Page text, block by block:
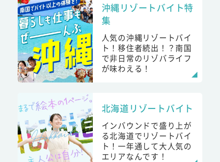
沖縄リゾートバイト特
集
人気の沖縄リゾートバイ
ト！移住者続出！？南国
で非日常のリゾバライフ
が味わえる！
北海道リゾートバイト
インバウンドで盛り上が
る北海道でリゾートバイ
ト！一年通して大人気の
エリアなんです！